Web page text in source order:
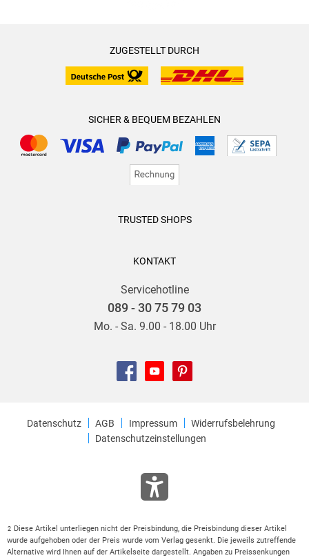
ZUGESTELLT DURCH
SICHER & BEQUEM BEZAHLEN
TRUSTED SHOPS
KONTAKT
Servicehotline
089 - 30 75 79 03
Mo. - Sa. 9.00 - 18.00 Uhr
Datenschutz AGB Impressum
Widerrufsbelehrung
Datenschutzeinstellungen
2 Diese Artikel unterliegen nicht der Preisbindung, die Preisbindung dieser Artikel
wurde aufgehoben oder der Preis wurde vom Verlag gesenkt. Die jeweils zutreffende
Alternative wird Ihnen auf der Artikelseite dargestellt. Angaben zu Preissenkungen